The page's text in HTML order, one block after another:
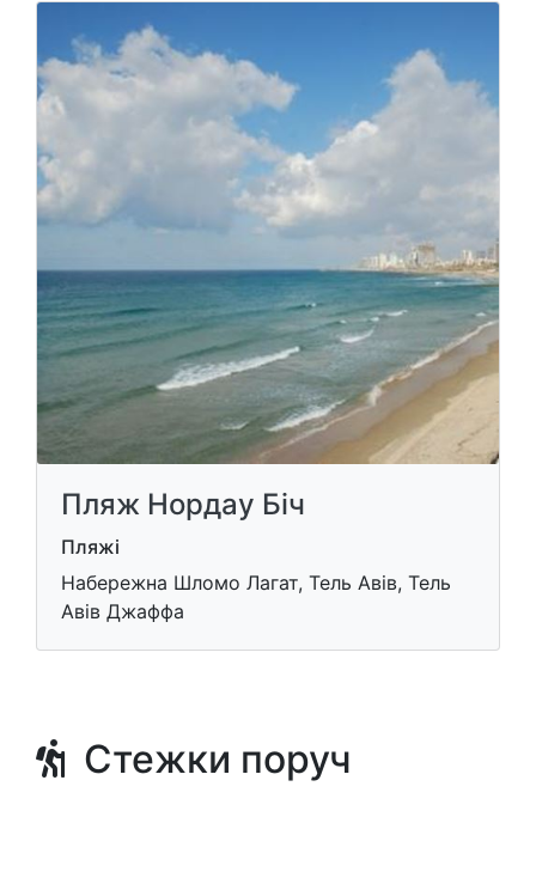
Пляж Нордау Біч
Пляжі
Набережна Шломо Лагат, Тель Авів, Тель
Авів Джаффа
Стежки поруч